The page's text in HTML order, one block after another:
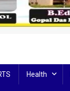
Health